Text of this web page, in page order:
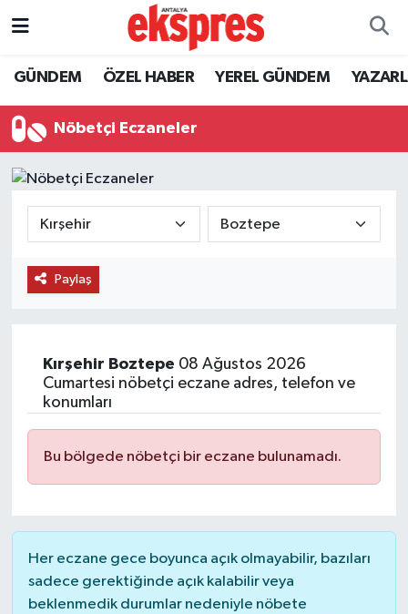
GÜNDEM ÖZEL HABER YEREL GÜNDEM
Nöbetçi Eczaneler
Paylaş
Kırşehir Boztepe 08 Ağustos 2026
Cumartesi nöbetçi eczane adres, telefon ve
konumları
Bu bölgede nöbetçi bir eczane bulunamadı.
Her eczane gece boyunca açık olmayabilir, bazıları
sadece gerektiğinde açık kalabilir veya
beklenmedik durumlar nedeniyle nöbete
ÖZEL HABER
EKONOMİ
SAĞLIK
EĞİTİM
TURİZM
RÖPORTAJ
Nöbetçi Eczaneler
Süper Lig Puan Durumu ve Fikstür